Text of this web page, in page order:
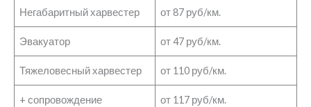
Негабаритный харвестер от 87 руб/км.
Эвакуатор от 47 руб/км.
Тяжеловесный харвестер от 110 руб/км.
+ сопровождение от 117 руб/км.